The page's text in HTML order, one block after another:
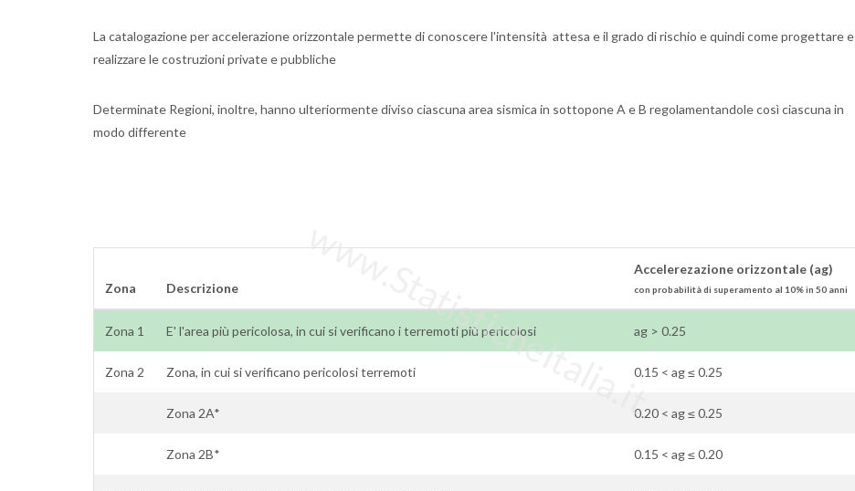
La catalogazione per accelerazione orizzontale permette di conoscere l'intensità attesa e il grado di rischio e quindi come progettare e
realizzare le costruzioni private e pubbliche
Determinate Regioni, inoltre, hanno ulteriormente diviso ciascuna area sismica in sottopone A e B regolamentandole così ciascuna in
modo differente
Zona Descrizione
Accelerezazione orizzontale (ag)
con probabilità di superamento al 10% in 50 anni
Zona 1 E' l'area più pericolosa, in cui si verificano i terremoti più pericolosi ag > 0.25
Zona 2 Zona, in cui si verificano pericolosi terremoti 0.15 < ag ≤ 0.25
Zona 2A* 0.20 < ag ≤ 0.25
Zona 2B* 0.15 < ag ≤ 0.20
www.StatisticheItalia.it